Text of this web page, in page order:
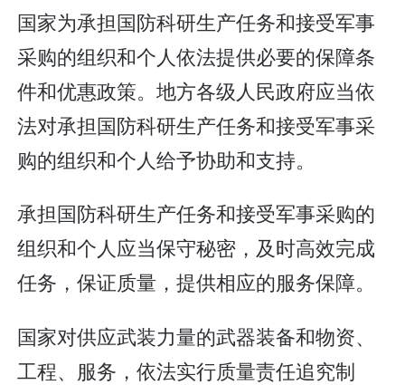
国家为承担国防科研生产任务和接受军事
采购的组织和个人依法提供必要的保障条
件和优惠政策。地方各级人民政府应当依
法对承担国防科研生产任务和接受军事采
购的组织和个人给予协助和支持。
承担国防科研生产任务和接受军事采购的
组织和个人应当保守秘密，及时高效完成
任务，保证质量，提供相应的服务保障。
国家对供应武装力量的武器装备和物资、
工程、服务，依法实行质量责任追究制